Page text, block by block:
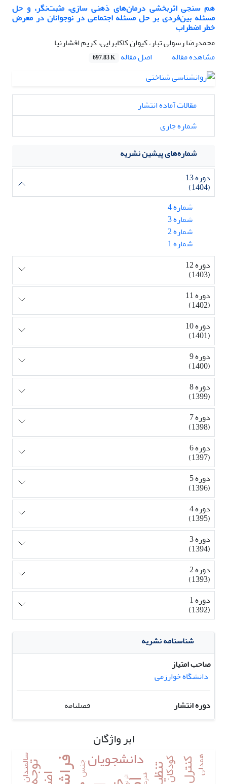
هم سنجی اثربخشی درمان‌های ذهنی سازی، مثبت‌نگر، و حل
مسئله بین‌فردی بر حل مسئله اجتماعی در نوجوانان در معرض
خطر اضطراب
محمدرضا رسولی تبار، کیوان کاکابرایی، کریم افشارنیا
مشاهده مقاله
اصل مقاله 697.83 K
مقالات آماده انتشار
شماره جاری
شماره‌های پیشین نشریه
دوره 13
(1404)
شماره 4
شماره 3
شماره 2
شماره 1
دوره 12
(1403)
دوره 11
(1402)
دوره 10
(1401)
دوره 9
(1400)
دوره 8
(1399)
دوره 7
(1398)
دوره 6
(1397)
دوره 5
(1396)
دوره 4
(1395)
دوره 3
(1394)
دوره 2
(1393)
دوره 1
(1392)
شناسنامه نشریه
صاحب امتیاز
دانشگاه خوارزمی
دوره انتشار
فصلنامه
ابر واژگان
دانشجویان کودکان جنس همدلی سالمندان قدرت